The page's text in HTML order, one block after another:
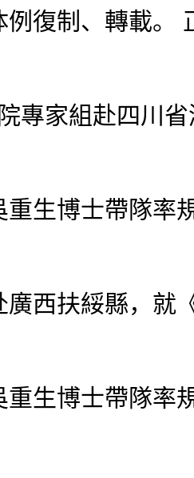
復制、轉載。
家組赴四川省
博士帶隊率
扶綏縣，就
博士帶隊率